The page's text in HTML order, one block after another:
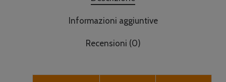
Informazioni aggiuntive
Recensioni (0)